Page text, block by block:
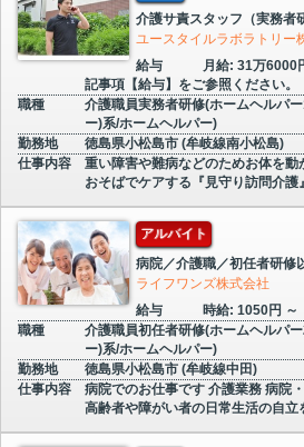
介護サ責スタッフ（実務者
ユースタイルラボラトリー
給与
月給: 31万6000
記事項【給与】をご参照ください。
職種
介護職員実務者研修(ホームヘルパ
ー)系/ホームヘルパー)
勤務地
徳島県小松島市 (牟岐線南小松島)
仕事内容
重い障害や難病などのためお体を動
おそばでケアする『見守り訪問介護
アルバイト
病院／介護職／初任者研修
ライフワンズ株式会社
給与
時給: 1050円 ～
職種
介護職員初任者研修(ホームヘルパ
ー)系/ホームヘルパー)
勤務地
徳島県小松島市 (牟岐線中田)
仕事内容
病院でのお仕事です 介護業務 病院
高齢者や障がい者の日常生活の自立